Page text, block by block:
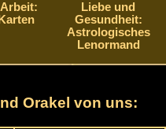
Liebe und
Gesundheit:
Astrologisches
Lenormand
Orakel von uns: